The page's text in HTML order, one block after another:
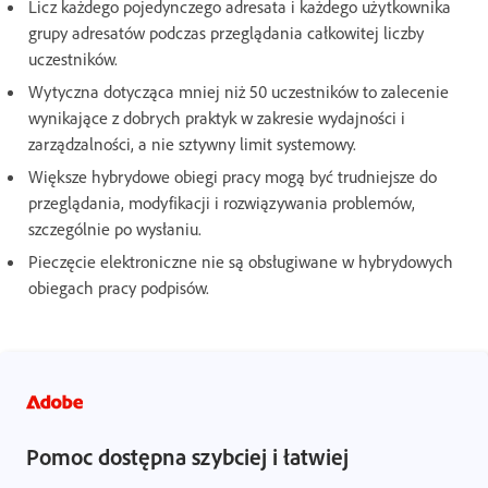
Licz każdego pojedynczego adresata i każdego użytkownika
grupy adresatów podczas przeglądania całkowitej liczby
uczestników.
Wytyczna dotycząca mniej niż 50 uczestników to zalecenie
wynikające z dobrych praktyk w zakresie wydajności i
zarządzalności, a nie sztywny limit systemowy.
Większe hybrydowe obiegi pracy mogą być trudniejsze do
przeglądania, modyfikacji i rozwiązywania problemów,
szczególnie po wysłaniu.
Pieczęcie elektroniczne nie są obsługiwane w hybrydowych
obiegach pracy podpisów.
Pomoc dostępna szybciej i łatwiej